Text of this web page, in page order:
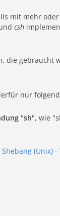
mit mehr
csh
die
nur
"sh", wie
Shebang (Unix)